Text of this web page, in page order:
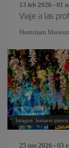
13 feb 2026 - 01
Viaje a las
Horniman
Imagen: lemaret
25 jun 2026 - 03